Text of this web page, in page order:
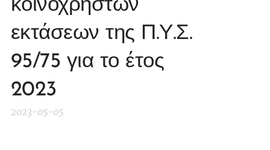
κοινοχρήστων
εκτάσεων της Π.Υ.Σ.
95/75 για το έτος
2023
2023-05-05